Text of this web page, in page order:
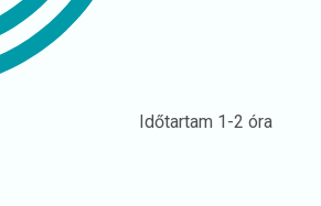
Időtartam 1-2 óra